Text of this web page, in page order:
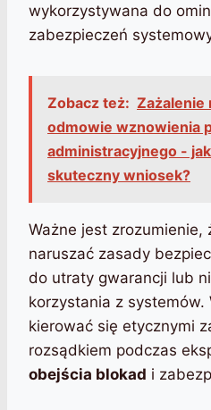
wykorzystywana do
zabezpieczeń
Zobacz też: Zażalenie
odmowie wznowienia
administracyjnego -
skuteczny wniosek?
Ważne jest zrozumienie,
naruszać zasady
do utraty gwarancji lub
korzystania z systemów.
kierować się etycznymi
rozsądkiem podczas
obejścia blokad i